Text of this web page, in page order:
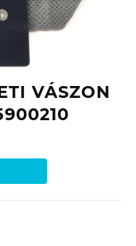
VÁSZON